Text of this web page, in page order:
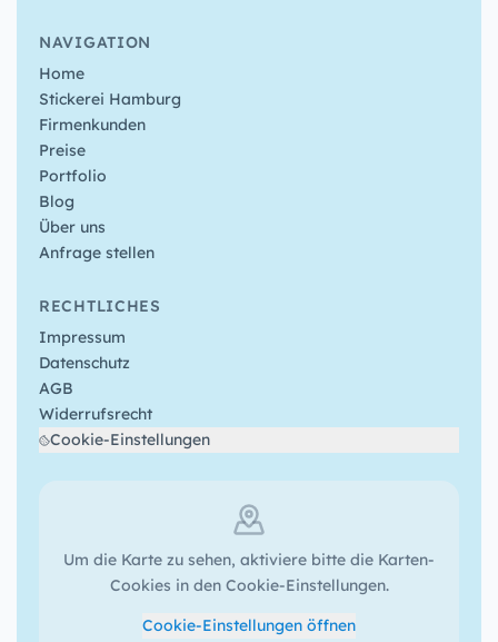
NAVIGATION
Home
Stickerei Hamburg
Firmenkunden
Preise
Portfolio
Blog
Über uns
Anfrage stellen
RECHTLICHES
Impressum
Datenschutz
AGB
Widerrufsrecht
Cookie-Einstellungen
Um die Karte zu sehen, aktiviere bitte die Karten-
Cookies in den Cookie-Einstellungen.
Cookie-Einstellungen öffnen